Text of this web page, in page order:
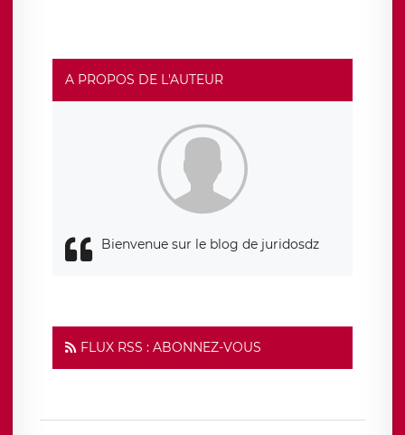
limitation du traitement relatif à vos données à caractère
données. Vous pouvez exercer ces droits auprès du délégué
de traitement est la société LÉGAVOX, sis 9 rue Léopold
Sédar Senghor, joignable à l’adresse mail :
responsabledetraitement@legavox.fr. Vous avez également
le droit d’introduire une réclamation auprès d’une autorité
A PROPOS DE L'AUTEUR
Bienvenue sur le blog de juridosdz
FLUX RSS : ABONNEZ-VOUS